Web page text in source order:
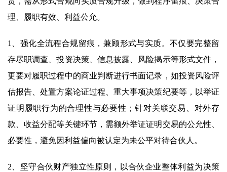
理、履职有效、利益公允。
1、强化全流程合规留痕，兼顾形式与实质。不仅要完整留
存尽职调查、投资决策、信息披露、风险揭示等形式文件，
更要对履职过程中的商业判断进行书面记录，如投资风险评
估报告、处置方案论证过程、重大事项决策纪要等，以举证
证明履职行为的合理性与必要性；针对关联交易、对外存
款、收益分配等关键环节，需额外举证证明交易的公允性、
必要性，避免因利益偏向被认定为未公平对待合伙人。
2、坚守合伙财产独立性原则，以合伙企业整体利益为决策